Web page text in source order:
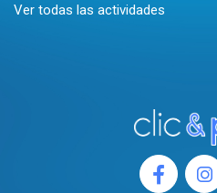
Ver todas las actividades